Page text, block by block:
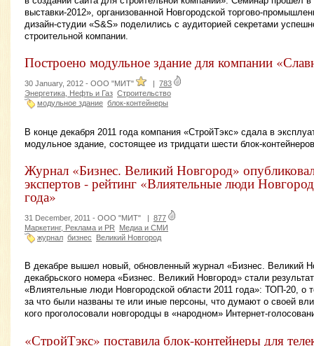
выставки-2012», организованной Новгородской торгово-
дизайн-студии «S&S» поделились с аудиторией секретами
строительной компании.
Построено модульное здание для компании
30 January, 2012 - ООО "МИТ"
783
Энергетика, Нефть и Газ Строительство
модульное здание блок-контейнеры
В конце декабря 2011 года компания «СтройТэкс» сдала в
модульное здание, состоящее из тридцати шести блок-
Журнал «Бизнес. Великий Новгород»
экспертов - рейтинг «Влиятельные люди
года»
31 December, 2011 - ООО "МИТ" | 877
Маркетинг, Реклама и PR
Медиа и СМИ
журнал бизнес Великий Новгород
В декабре вышел новый, обновленный журнал «Бизнес. Великий
декабрьского номера «Бизнес. Великий Новгород» стали
«Влиятельные люди Новгородской области 2011 года»: ТОП-20, о
за что были названы те или иные персоны, что думают о своей
кого проголосовали новгородцы в «народном» Интернет-
«СтройТэкс» поставила блок-контейнеры для